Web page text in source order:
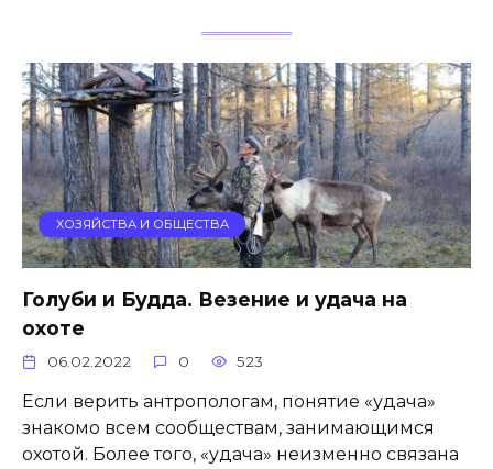
ХОЗЯЙСТВА И ОБЩЕСТВА
Голуби и Будда. Везение и удача на
охоте
06.02.2022 0 523
Если верить антропологам, понятие «удача»
знакомо всем сообществам, занимающимся
охотой. Более того, «удача» неизменно связана